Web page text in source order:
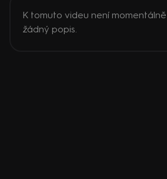
K tomuto videu není
žádný popis.